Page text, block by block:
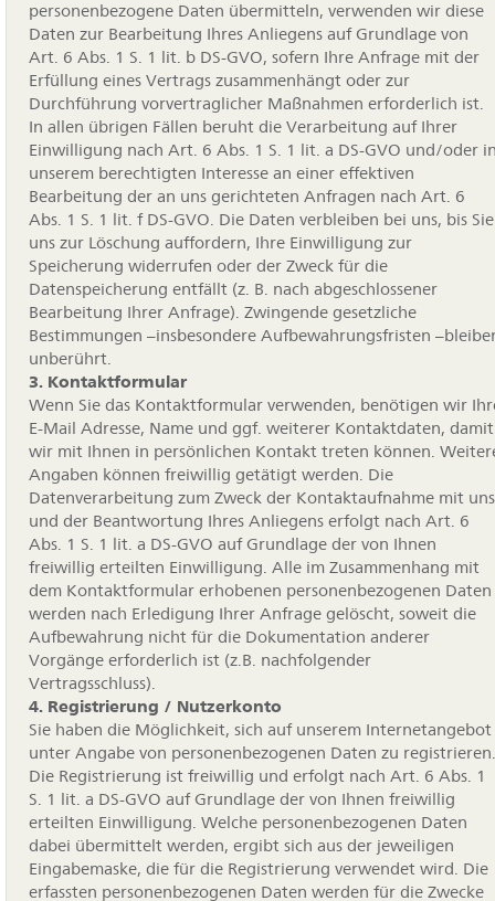
personenbezogene Daten übermitteln, verwenden wir diese
Daten zur Bearbeitung Ihres Anliegens auf Grundlage von
Art. 6 Abs. 1 S. 1 lit. b DS-GVO, sofern Ihre Anfrage mit der
Erfüllung eines Vertrags zusammenhängt oder zur
Durchführung vorvertraglicher Maßnahmen erforderlich ist.
In allen übrigen Fällen beruht die Verarbeitung auf Ihrer
Einwilligung nach Art. 6 Abs. 1 S. 1 lit. a DS-GVO und/oder
unserem berechtigten Interesse an einer effektiven
Bearbeitung der an uns gerichteten Anfragen nach Art. 6
Abs. 1 S. 1 lit. f DS-GVO. Die Daten verbleiben bei uns, bis Sie
uns zur Löschung auffordern, Ihre Einwilligung zur
Speicherung widerrufen oder der Zweck für die
Datenspeicherung entfällt (z. B. nach abgeschlossener
Bearbeitung Ihrer Anfrage). Zwingende gesetzliche
Bestimmungen –insbesondere Aufbewahrungsfristen
unberührt.
3. Kontaktformular
Wenn Sie das Kontaktformular verwenden, benötigen wir
E-Mail Adresse, Name und ggf. weiterer Kontaktdaten, damit
wir mit Ihnen in persönlichen Kontakt treten können.
Angaben können freiwillig getätigt werden. Die
Datenverarbeitung zum Zweck der Kontaktaufnahme mit uns
und der Beantwortung Ihres Anliegens erfolgt nach Art. 6
Abs. 1 S. 1 lit. a DS-GVO auf Grundlage der von Ihnen
freiwillig erteilten Einwilligung. Alle im Zusammenhang mit
dem Kontaktformular erhobenen personenbezogenen Daten
werden nach Erledigung Ihrer Anfrage gelöscht, soweit die
Aufbewahrung nicht für die Dokumentation anderer
Vorgänge erforderlich ist (z.B. nachfolgender
Vertragsschluss).
4. Registrierung / Nutzerkonto
Sie haben die Möglichkeit, sich auf unserem Internetangebot
unter Angabe von personenbezogenen Daten zu registrieren.
Die Registrierung ist freiwillig und erfolgt nach Art. 6 Abs. 1
S. 1 lit. a DS-GVO auf Grundlage der von Ihnen freiwillig
erteilten Einwilligung. Welche personenbezogenen Daten
dabei übermittelt werden, ergibt sich aus der jeweiligen
Eingabemaske, die für die Registrierung verwendet wird. Die
erfassten personenbezogenen Daten werden für die Zwecke